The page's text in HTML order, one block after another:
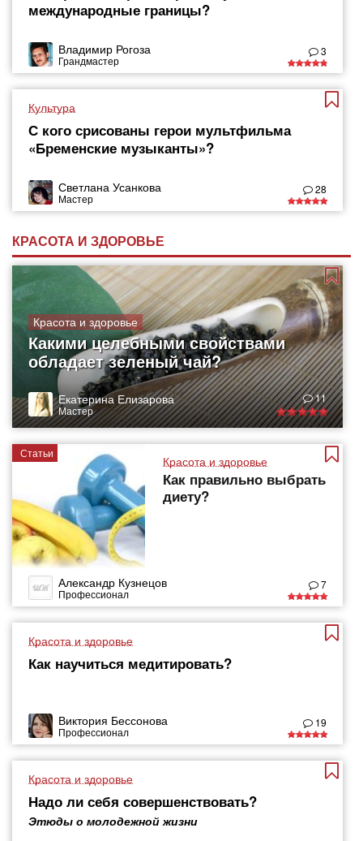
международные границы?
Владимир Рогоза
Грандмастер
3
Культура
С кого срисованы герои мультфильма
«Бременские музыканты»?
Светлана Усанкова
Мастер
28
КРАСОТА И ЗДОРОВЬЕ
Красота и здоровье
Какими целебными свойствами
обладает зеленый чай?
Екатерина Елизарова
Мастер
11
Статьи
Красота и здоровье
Как правильно выбрать
диету?
Александр Кузнецов
Профессионал
7
Красота и здоровье
Как научиться медитировать?
Виктория Бессонова
Профессионал
19
Красота и здоровье
Надо ли себя совершенствовать?
Этюды о молодежной жизни